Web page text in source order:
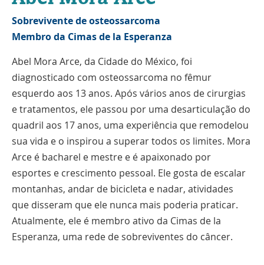
Sobrevivente de osteossarcoma
Membro da Cimas de la Esperanza
Abel Mora Arce, da Cidade do México, foi
diagnosticado com osteossarcoma no fêmur
esquerdo aos 13 anos. Após vários anos de cirurgias
e tratamentos, ele passou por uma desarticulação do
quadril aos 17 anos, uma experiência que remodelou
sua vida e o inspirou a superar todos os limites. Mora
Arce é bacharel e mestre e é apaixonado por
esportes e crescimento pessoal. Ele gosta de escalar
montanhas, andar de bicicleta e nadar, atividades
que disseram que ele nunca mais poderia praticar.
Atualmente, ele é membro ativo da Cimas de la
Esperanza, uma rede de sobreviventes do câncer.